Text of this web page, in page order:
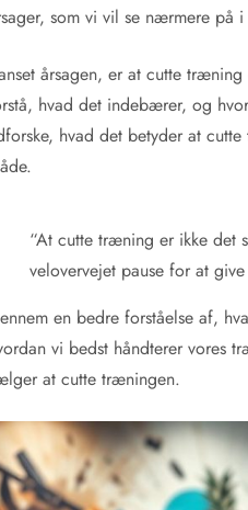
som vi vil se nærmere på
årsagen, er at cutte
hvad det indebærer, og
hvad det betyder at
“At cutte træning er ikke det
velovervejet pause for at
en bedre forståelse af,
vi bedst håndterer vores
at cutte træningen.